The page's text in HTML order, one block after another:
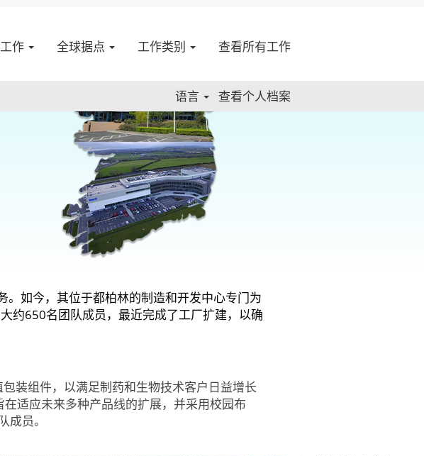
作 全球据点 工作类别 查看所有工作
语言 查看个人档案
如今，其位于都柏林的制造和开发中心专门为
约650名团队成员，最近完成了工厂扩建，以确
装组件，以满足制药和生物技术客户日益增长
适应未来多种产品线的扩展，并采用校园布
员。